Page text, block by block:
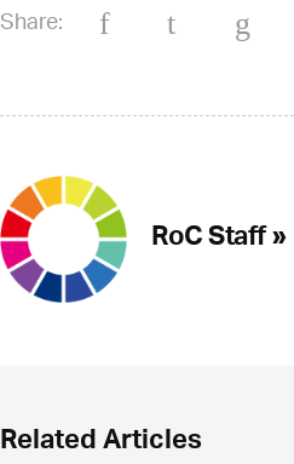
Share:
RoC Staff »
Related Articles